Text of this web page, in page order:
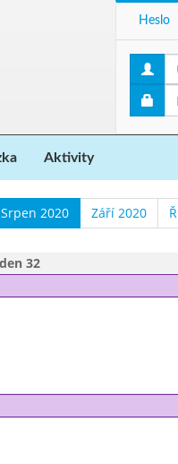
Heslo
Aktivity
Srpen 2020 Září 2020
32